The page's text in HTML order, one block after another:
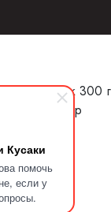
Кусаки
помочь
если у
в подарок 300 г
1000 р